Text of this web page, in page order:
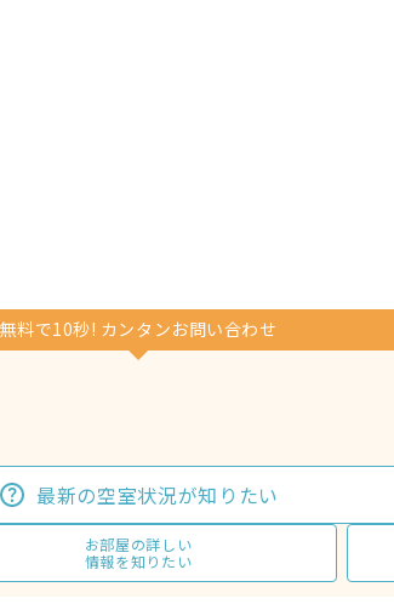
無料で10秒! カンタンお問い合わせ
最新の空室状況が知りたい
お部屋の詳しい
情報を知りたい